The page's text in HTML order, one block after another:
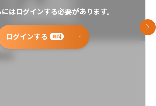
はログインする必要があります。
ログインする 無料
次